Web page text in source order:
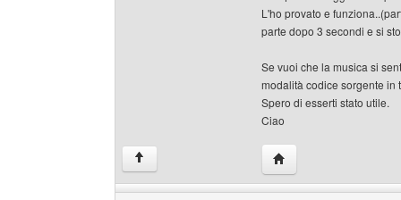
L'ho provato e
parte dopo 3 secondi e si
Se vuoi che la musica si
modalità codice sorgente in
Spero di esserti stato utile.
Ciao
↑ HomePage: